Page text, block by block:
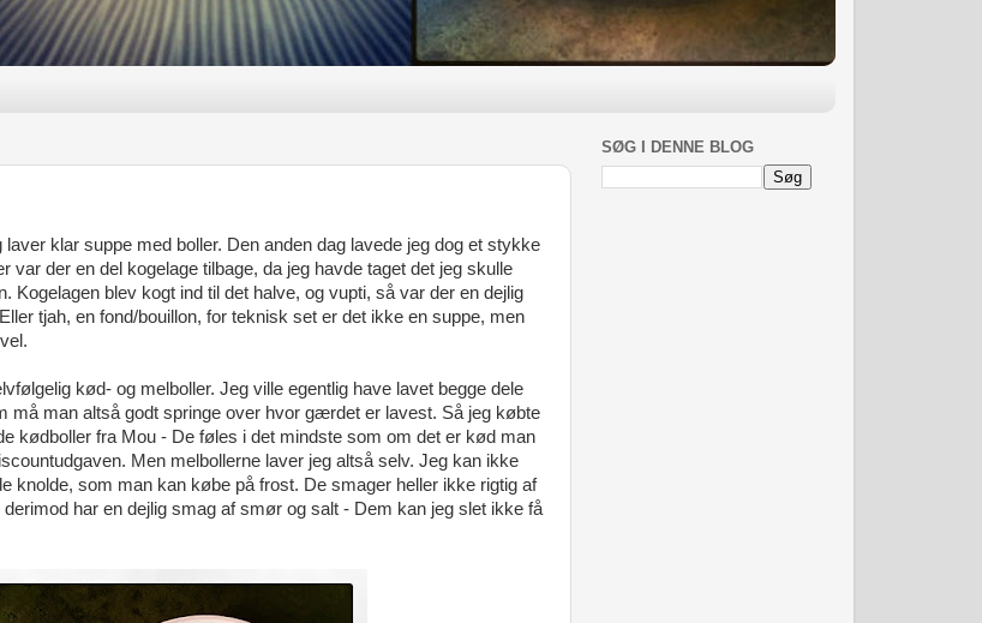
klar suppe med boller. Den anden dag lavede jeg dog et stykke
var der en del kogelage tilbage, da jeg havde taget det jeg skulle
Kogelagen blev kogt ind til det halve, og vupti, så var der en dejlig
tjah, en fond/bouillon, for teknisk set er det ikke en suppe, men
kød- og melboller. Jeg ville egentlig have lavet begge dele
må man altså godt springe over hvor gærdet er lavest. Så jeg købte
kødboller fra Mou - De føles i det mindste som om det er kød man
Men melbollerne laver jeg altså selv. Jeg kan ikke
knolde, som man kan købe på frost. De smager heller ikke rigtig af
har en dejlig smag af smør og salt - Dem kan jeg slet ikke få
SØG I DENNE BLOG